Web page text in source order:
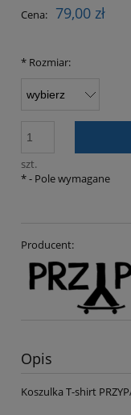
Cena: 79,00 zł
* Rozmiar:
szt.
*- Pole wymagane
Producent:
Opis
Koszulka T-shirt